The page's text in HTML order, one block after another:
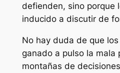
defienden, sino porque
inducido a discutir de
No hay duda de que
ganado a pulso la mala
montañas de